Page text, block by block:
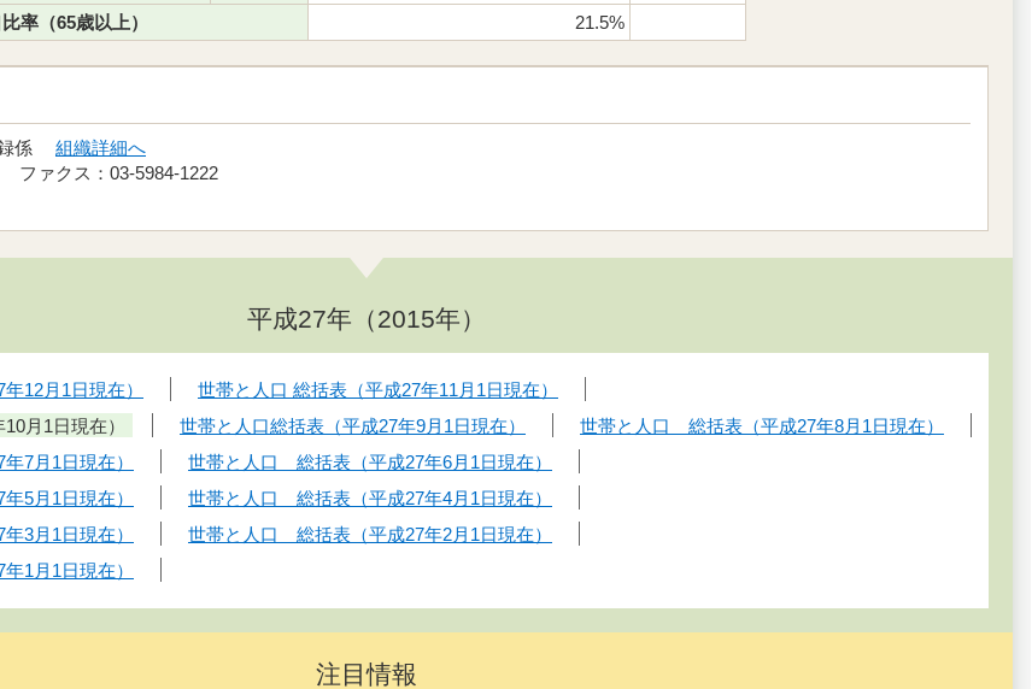
率（65歳以上）
21.5%
係 組織詳細へ
ファクス：03-5984-1222
平成27年（2015年）
12月1日現在）
世帯と人口 総括表（平成27年11月1日現在）
月1日現在）
世帯と人口総括表（平成27年9月1日現在）
世帯と人口 総括表（平成27年8月1日現在）
7月1日現在）
世帯と人口 総括表（平成27年6月1日現在）
5月1日現在）
世帯と人口 総括表（平成27年4月1日現在）
3月1日現在）
世帯と人口 総括表（平成27年2月1日現在）
1月1日現在）
注目情報